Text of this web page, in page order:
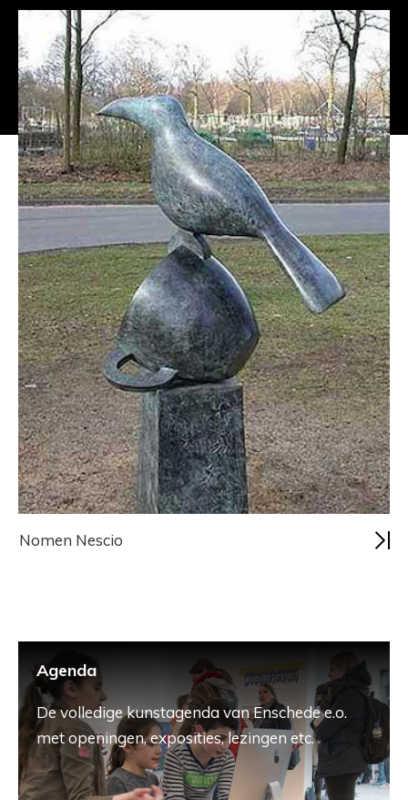
Nomen Nescio
Agenda
De volledige kunstagenda van Enschede e.o.
met openingen, exposities, lezingen etc.